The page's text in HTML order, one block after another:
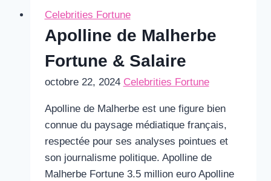
Celebrities Fortune
Apolline de Malherbe
Fortune & Salaire
octobre 22, 2024 Celebrities Fortune
Apolline de Malherbe est une figure bien
connue du paysage médiatique français,
respectée pour ses analyses pointues et
son journalisme politique. Apolline de
Malherbe Fortune 3.5 million euro Apolline